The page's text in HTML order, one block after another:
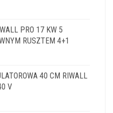
PRO 17 KW 5
RUSZTEM 4+1
40 CM RIWALL
V